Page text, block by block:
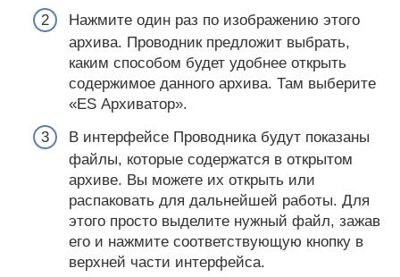
Нажмите один раз по изображению этого
архива. Проводник предложит выбрать,
каким способом будет удобнее открыть
содержимое данного архива. Там выберите
«ES Архиватор».
В интерфейсе Проводника будут показаны
файлы, которые содержатся в открытом
архиве. Вы можете их открыть или
распаковать для дальнейшей работы. Для
этого просто выделите нужный файл, зажав
его и нажмите соответствующую кнопку в
верхней части интерфейса.